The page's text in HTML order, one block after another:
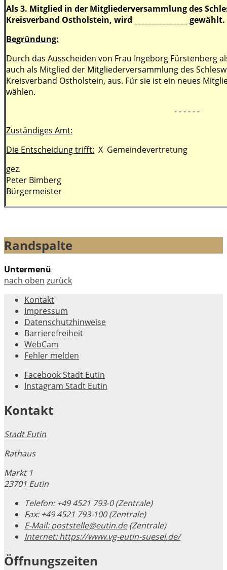
Als 3. Mitglied in der Mitgliederversammlung des
Kreisverband Ostholstein, wird _______________ gewählt.
Begründung:
Durch das Ausscheiden von Frau Ingeborg Fürstenberg
auch als Mitglied der Mitgliederversammlung des
Kreisverband Ostholstein, aus. Für sie ist ein neues
wählen.
- - - - - -
Zuständiges Amt:
Die Entscheidung trifft: X Gemeindevertretung
gez.
Peter Bimberg
Bürgermeister
Randspalte
Untermenü
nach oben zurück
Kontakt
Impressum
Datenschutzhinweise
Barrierefreiheit
WebCam
Fehler melden
Facebook Stadt Eutin
Instagram Stadt Eutin
Kontakt
Stadt Eutin
Rathaus
Markt 1
23701 Eutin
Telefon: +49 4521 793-0 (Zentrale)
Fax: +49 4521 793-100 (Zentrale)
E-Mail:poststelle@eutin.de(Zentrale)
Internet:https://www.vg-eutin-suesel.de/
Öffnungszeiten